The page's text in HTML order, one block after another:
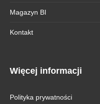
Magazyn BI
Kontakt
Więcej informacji
Polityka prywatności